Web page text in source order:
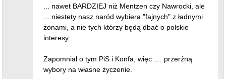
... nawet BARDZIEJ niż Mentzen czy Nawrocki, ale
... niestety nasz naród wybiera "fajnych" z ładnymi
żonami, a nie tych którzy będą dbać o polskie
interesy.
Zapomniał o tym PiS i Konfa, więc .... przerżną
wybory na własne życzenie.